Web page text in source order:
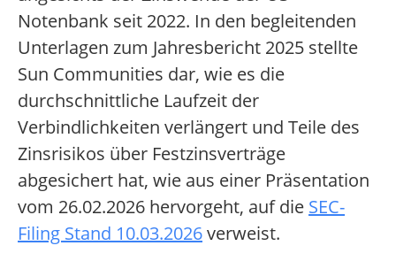
Notenbank seit 2022. In den begleitenden
Unterlagen zum Jahresbericht 2025 stellte
Sun Communities dar, wie es die
durchschnittliche Laufzeit der
Verbindlichkeiten verlängert und Teile des
Zinsrisikos über Festzinsverträge
abgesichert hat, wie aus einer Präsentation
vom 26.02.2026 hervorgeht, auf die SEC-
Filing Stand 10.03.2026verweist.